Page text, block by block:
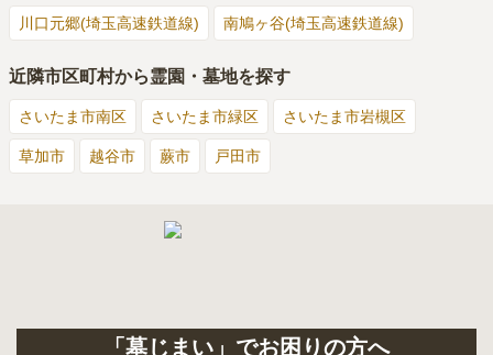
川口元郷(埼玉高速鉄道線) 南鳩ヶ谷(埼玉高速鉄道線)
近隣市区町村から霊園・墓地を探す
さいたま市南区 さいたま市緑区 さいたま市岩槻区
草加市 越谷市 蕨市 戸田市
「墓じまい」でお困りの方へ